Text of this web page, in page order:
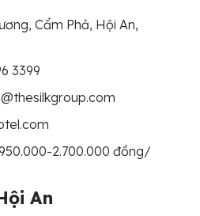
Cẩm Phả, Hội An,
3399
2.700.000 đồng/
An